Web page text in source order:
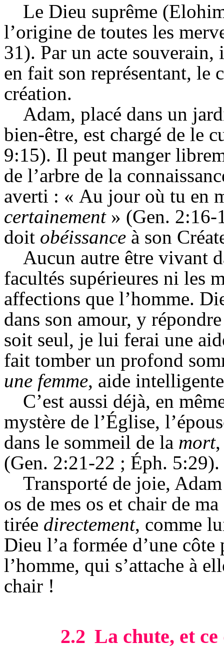
Le Dieu suprême (
l’origine de toutes les
31). Par un acte
en fait son représentant, le
création.
Adam, placé dans un
bien-être, est chargé de le
9:15). Il peut manger
de l’arbre de la
averti : « Au jour où tu en
certainement» (Gen. 2:16-
doit obéissance à son
Aucun autre être vivant
facultés supérieures ni les
affections que l’homme.
dans son amour, y
soit seul, je lui ferai une
fait tomber un profond
une femme, aide
C’est aussi déjà, en
mystère de l’Église,
dans le sommeil de la mort
(Gen. 2:21-22 ; Éph. 5:29).
Transporté de joie,
os de mes os et chair de
tirée directement, comme
Dieu l’a formée d’une côte
l’homme, qui s’attache à
chair !
2.2 La chute, et